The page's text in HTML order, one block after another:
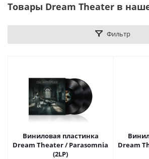
Товары Dream Theater в
Фильтр
Виниловая пластинка
Dream Theater / Parasomnia
(2LP)
Dream